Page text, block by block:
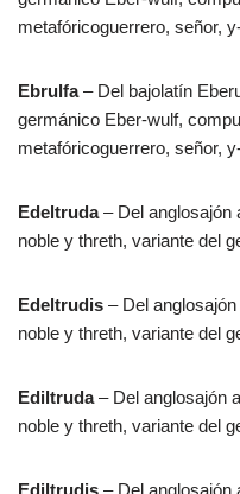
metafóricoguerrero, señor,
Ebrulfa– Del bajolatín
germánico Eber-wulf,
metafóricoguerrero, señor,
Edeltruda– Del anglosajón
noble y threth, variante del
Edeltrudis – Del
noble y threth, variante del
Ediltruda– Del anglosajón
noble y threth, variante del